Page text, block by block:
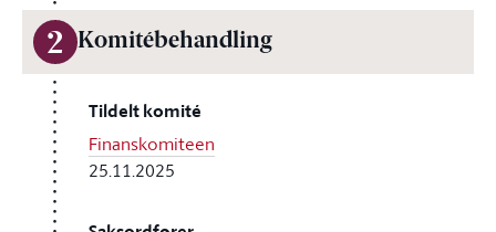
2 Komitébehandling
Tildelt komité
Finanskomiteen
25.11.2025